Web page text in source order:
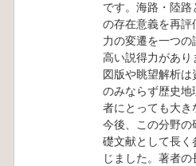
です。海路・陸
の存在意義を再評
力の変遷を一つ
高い説得力があり
図版や眺望解析
のみならず歴史地
者にとっても大き
今後、この分野の
礎文献として長く
じました。著者